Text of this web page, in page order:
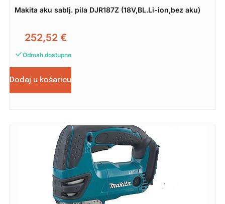
Makita aku sablj. pila DJR187Z (18V,BL.Li-ion,bez aku)
252,52 €
Odmah dostupno
Dodaj u košaricu